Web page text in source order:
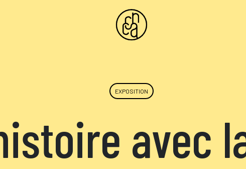
EXPOSITION
avec